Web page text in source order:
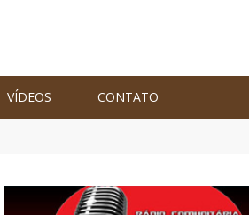
VÍDEOS CONTATO